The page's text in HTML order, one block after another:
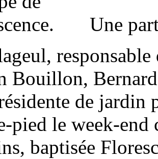
Une
Bouillon,
de jardin
pied le week-end
baptisée